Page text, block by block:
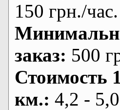
150 грн./час.
заказ: 500
Стоимость
км.: 4,2 -